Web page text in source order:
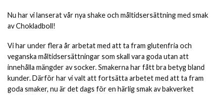
Nu har vi lanserat vår nya shake och måltidsersättning med smak
av Chokladboll!
Vi har under flera år arbetat med att ta fram glutenfria och
veganska måltidsersättningar som skall vara goda utan att
innehålla mängder av socker. Smakerna har fått bra betyg bland
kunder. Därför har vi valt att fortsätta arbetet med att ta fram
goda smaker, nu är det dags för en härlig smak av bakverket